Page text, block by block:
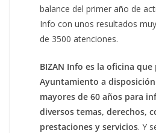
balance del primer año de
Info con unos resultados
de 3500 atenciones.
BIZAN Info es la oficina que
Ayuntamiento a
mayores de 60 años para
diversos temas, derechos,
prestaciones y servicios. Y